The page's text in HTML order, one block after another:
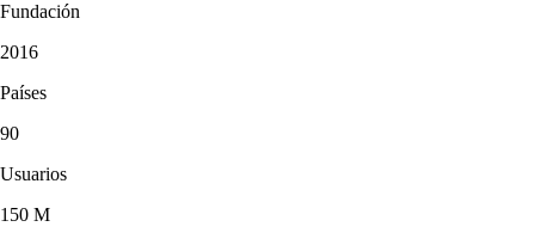
Fundación
2016
Países
90
Usuarios
150 M